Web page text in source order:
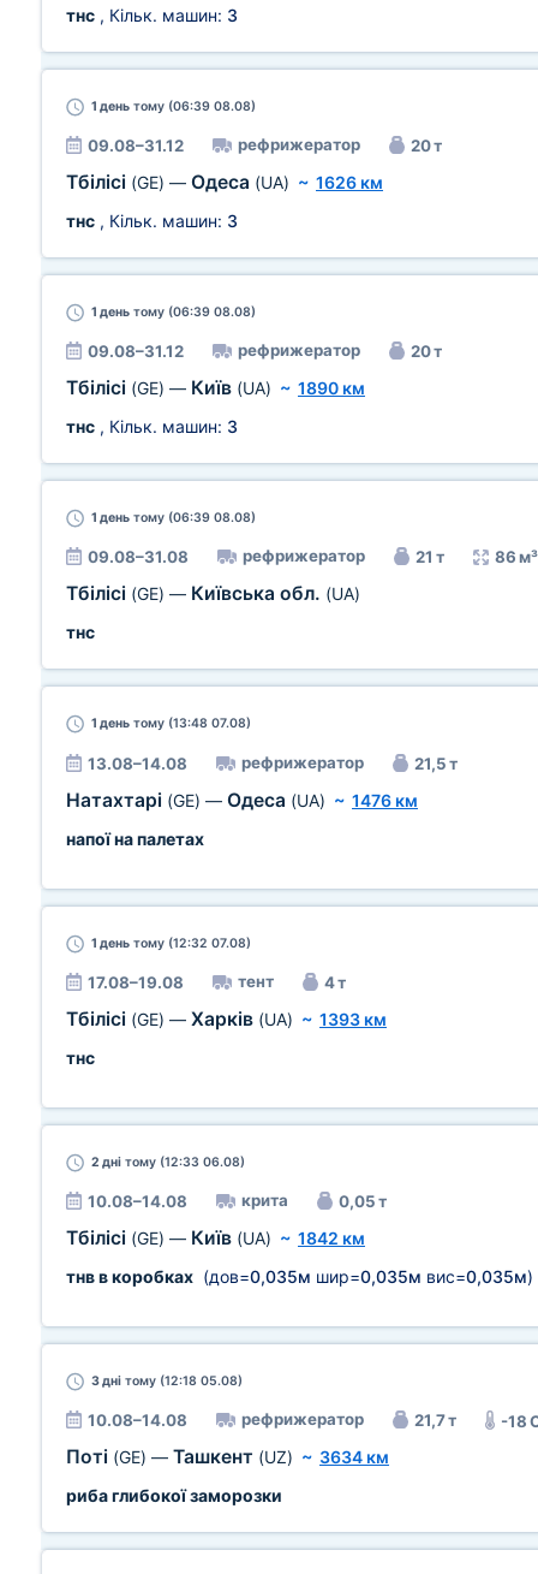
тнс , Кільк. машин: 3
1 день тому (06:39 08.08)
09.08–31.12 рефрижератор 20 т
Тбілісі (GE) — Одеса (UA) ~ 1626 км
тнс , Кільк. машин: 3
1 день тому (06:39 08.08)
09.08–31.12 рефрижератор 20 т
Тбілісі (GE) — Київ (UA) ~ 1890 км
тнс , Кільк. машин: 3
1 день тому (06:39 08.08)
09.08–31.08 рефрижератор 21 т 86 м³
Тбілісі (GE) — Київська обл. (UA)
тнс
1 день тому (13:48 07.08)
13.08–14.08 рефрижератор 21,5 т
Натахтарі (GE) — Одеса (UA) ~ 1476 км
напої на палетах
1 день тому (12:32 07.08)
17.08–19.08 тент 4 т
Тбілісі (GE) — Харків (UA) ~ 1393 км
тнс
2 дні тому (12:33 06.08)
10.08–14.08 крита 0,05 т
Тбілісі (GE) — Київ (UA) ~ 1842 км
тнв в коробках (дов=0,035м шир=0,035м вис=0,035м)
3 дні тому (12:18 05.08)
10.08–14.08 рефрижератор 21,7 т -18
Поті (GE) — Ташкент (UZ) ~ 3634 км
риба глибокої заморозки